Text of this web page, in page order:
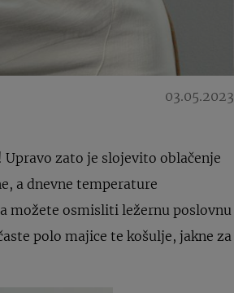
03.05.2023
Upravo zato je slojevito oblačenje
a dnevne temperature
možete osmisliti ležernu poslovnu
polo majice te košulje, jakne za